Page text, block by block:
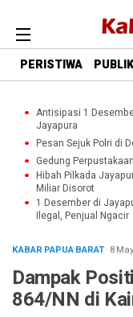
PERISTIWA PUBLIK
Antisipasi 1
Jayapura
Pesan Sejuk Polri di
Gedung
Hibah Pilkada
Miliar Disorot
1 Desember di
Ilegal, Penjual Ngacir
KABAR PAPUA BARAT· 8
Dampak
864/NN di